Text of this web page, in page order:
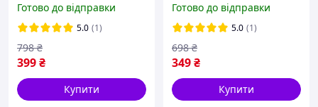
горіння чайні
декоративні аромасвічки
Готово до відправки
5.0 (1)
399₴
798 ₴
Купити
шт х 3,5 години горіння
чайні декоративні
аромасвічки
Готово до відправки
5.0 (1)
349₴
698 ₴
Купити